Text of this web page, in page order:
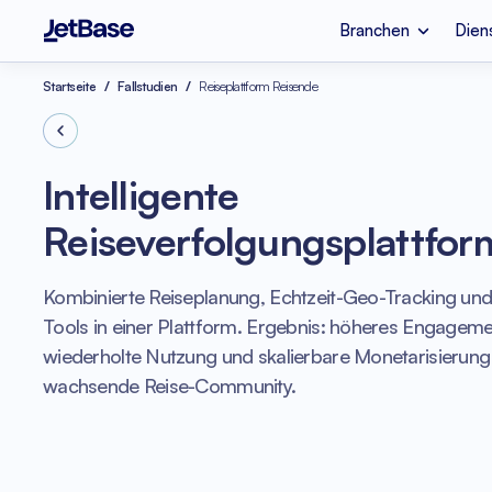
Branchen
Branchen
Cloud-
E-Commerce
Dienstleistungen
Legacy-Code-
Software-Code-
Technologien
Vue.js
Startseite Fallstudien Reiseplattform Reisende
Intelligente
Kombinierte Reiseplanung, Echtzeit-Geo-Tracking
Tools in einer Plattform. Ergebnis: höheres
wiederholte Nutzung und skalierbare
wachsende Reise-Community.